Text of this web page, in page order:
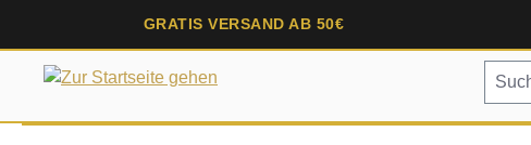
Zur Hauptnavigation springen
GRATIS VERSAND AB 50€